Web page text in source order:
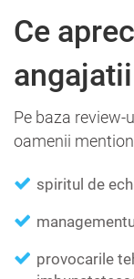
Ce
angajatii
Pe baza review-
oamenii
spiritul de
provocarile